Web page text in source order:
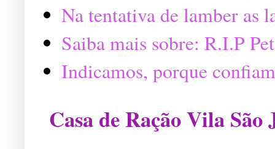
Na tentativa de lamber as
Saiba mais sobre: R.I.P
Indicamos, porque
Casa de Ração Vila São